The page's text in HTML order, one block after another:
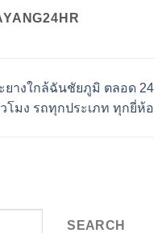
ยางใกล้ฉันชัยภูมิ ตลอด 24
โมง รถทุกประเภท ทุกยี่ห้อ
SEARCH